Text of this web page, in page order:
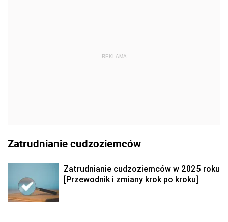
REKLAMA
Zatrudnianie cudzoziemców
Zatrudnianie cudzoziemców w 2025 roku
[Przewodnik i zmiany krok po kroku]